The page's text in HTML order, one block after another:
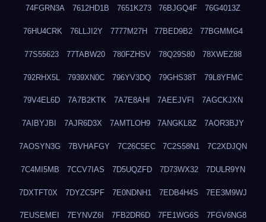
74FGRN3A 7612HD1B 7651K273 76BJGQ4F 76G4013Z
76HU4CRK 76LLJI2Y 7777M27H 77BED9B2 77BGMMG4
77S55623 77TABW20 780FZHSV 78Q29S80 78XWEZ88
792RHX5L 7939XN0C 796YV3DQ 79GHS38T 79L8YFMC
79V4EL6D 7A7B2KTK 7A7E8AHI 7AEEJVFI 7AGCKJXN
7AIBYJBI 7AJR6D3X 7AMTLOH9 7ANGKL8Z 7AOR3BJY
7AOSYN3G 7BVHAFGY 7C26C5EC 7C2S58N1 7C2XDJQN
7C4MI5MB 7CCV7IAS 7D5UQZFD 7D73WX32 7DULR9YN
7DXTFT0X 7DYZC5PF 7E0NDNH1 7EDB4H4S 7EE3M9WJ
7EUSEMEI 7EYNVZ6I 7FB2DR6D 7FE1WG6S 7FGV6NG8